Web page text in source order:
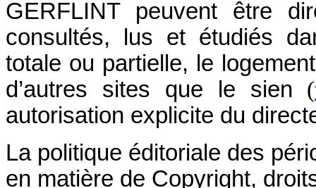
GERFLINT peuvent être
consultés, lus et étudiés
totale ou partielle, le
d’autres sites que le sien (
autorisation explicite du
La politique éditoriale des
en matière de Copyright,